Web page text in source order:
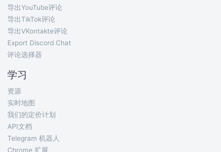
导出YouTube评论
导出TikTok评论
导出VKontakte评论
Export Discord Chat
评论选择器
学习
资源
实时地图
我们的定价计划
API文档
Telegram 机器人
Chrome 扩展